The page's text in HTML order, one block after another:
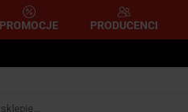
PROMOCJE PRODUCENCI
Narzędzia